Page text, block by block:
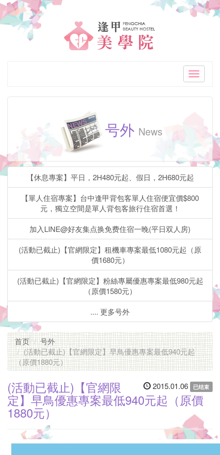
「逢
甲
院
高
CP
值
精
住
宿
主
题
套
房」
步
行
5-
10
分
Toggle
号外 News
【休息專案】平日，2H480元起、假日，2H680元起
【單人住宿專案】台中逢甲背包客單人住宿便宜價$800
元，獨立空間是單人背包客旅行住宿首選！
加入LINE@好友集点换免费住宿一晚(平日双人房)
(活動已截止)【官網限定】租機車專案最低1080元起（原
價1680元）
(活動已截止)【官網限定】粉絲專屬優惠專案最低980元起
（原價1580元）
.... 更多号外
首页
号外
(活動已截止)【官網限定】早鳥優惠專案最低940元起
（原價1880元）
2015.01.06 已结束
(活動已截止)【官網限
定】早鳥優惠專案最低940元起（原價
1880元）